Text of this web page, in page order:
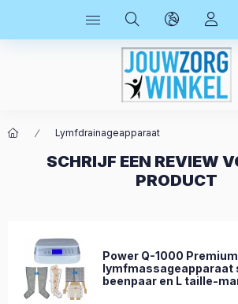
Lymfdrainageapparaat
SCHRIJF EEN REVIEW
PRODUCT
Power Q-1000 Premium
lymfmassageapparaat
beenpaar en L taille-